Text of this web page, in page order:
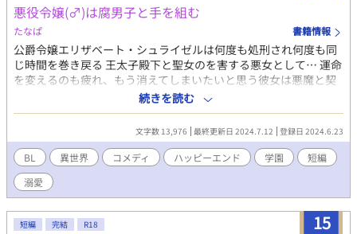
悪役令嬢(♂)は腐男子と手を組む
たなぱ 書籍情報
公爵令嬢エリザベート・シュライゼルは何度も処刑され何度も同
じ時間を巻き戻る 王太子殿下と聖女のを害する悪女として… 運命
を変えるのも疲れ、もう消えてしまいたいと思う彼女は悪魔と契
約する 望みは一つ、女で無くなること！ 男性器を手に入れ男と
して生まれ変わる悪役令嬢(♂)の運命はいかに 野郎としての最後
の悠々自適生活を夢見る悪役令嬢(♂)と暇つぶしに彼を愛でてく
る悪魔、その２人に出会ってしまった前世の記憶持ち腐男子くん
によるざまぁ含んでそうなゆるいお話 ※NL要素はほぼありません
※他者も巻き込みほぼＢＬです ※悪役令嬢(♂)はちゃんと全身全
霊野郎です
続きを読む
文字数 13,976 最終更新日 2024.7.12 登録日 2024.6.23
BL 異世界 コメディ ハッピーエンド 学園
短編
溺愛
15
短編 完結 R18